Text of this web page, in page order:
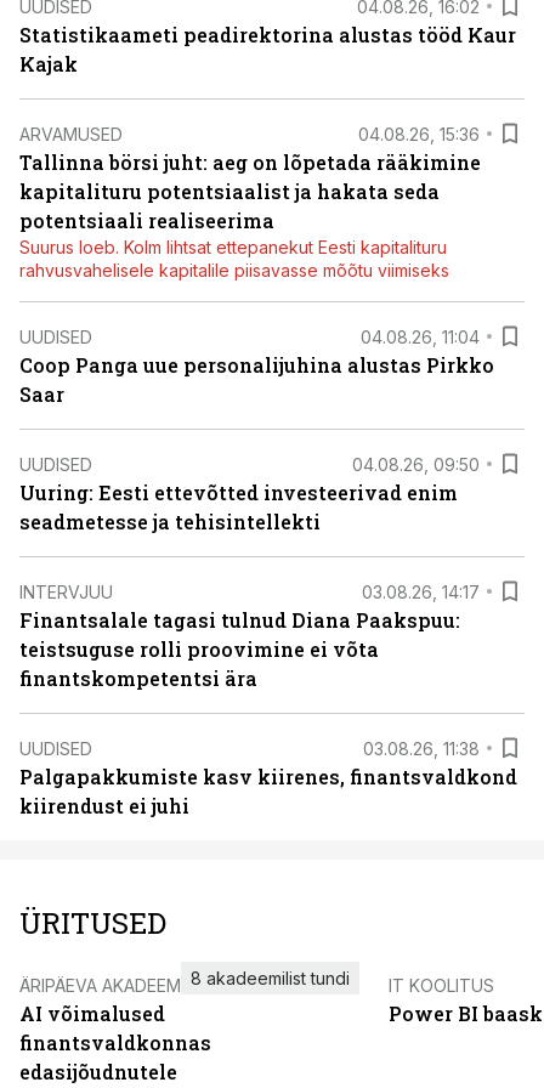
UUDISED 04.08.26, 16:02
Statistikaameti peadirektorina alustas tööd Kaur
Kajak
ARVAMUSED 04.08.26, 15:36
Tallinna börsi juht: aeg on lõpetada rääkimine
kapitalituru potentsiaalist ja hakata seda
potentsiaali realiseerima
Suurus loeb. Kolm lihtsat ettepanekut Eesti kapitalituru
rahvusvahelisele kapitalile piisavasse mõõtu viimiseks
UUDISED 04.08.26, 11:04
Coop Panga uue personalijuhina alustas Pirkko
Saar
UUDISED 04.08.26, 09:50
Uuring: Eesti ettevõtted investeerivad enim
seadmetesse ja tehisintellekti
INTERVJUU 03.08.26, 14:17
Finantsalale tagasi tulnud Diana Paakspuu:
teistsuguse rolli proovimine ei võta
finantskompetentsi ära
UUDISED 03.08.26, 11:38
Palgapakkumiste kasv kiirenes, finantsvaldkond
kiirendust ei juhi
ÜRITUSED
ÄRIPÄEVA AKADEEMIA
AI võimalused
finantsvaldkonnas
edasijõudnutele
8 akadeemilist tundi IT KOOLITUS
Power BI